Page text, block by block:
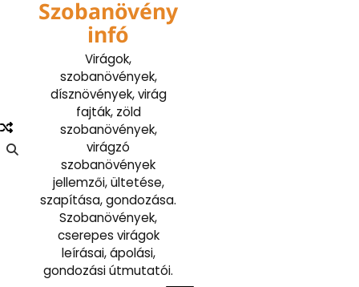
Szobanövény
infó
Virágok,
szobanövények,
dísznövények, virág
fajták, zöld
szobanövények,
virágzó
szobanövények
jellemzői, ültetése,
szapítása, gondozása.
Szobanövények,
cserepes virágok
leírásai, ápolási,
gondozási útmutatói.